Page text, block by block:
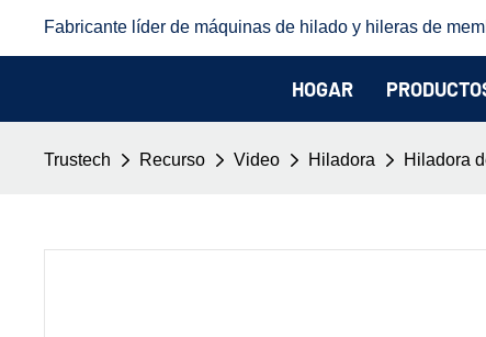
Fabricante líder de máquinas de hilado y hileras de
HOGAR
Trustech Recurso Video Hiladora Hiladora